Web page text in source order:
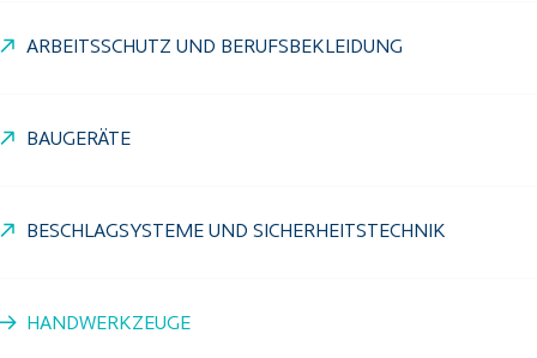
ARBEITSSCHUTZ UND BERUFSBEKLEIDUNG
BAUGERÄTE
BESCHLAGSYSTEME UND SICHERHEITSTECHNIK
HANDWERKZEUGE